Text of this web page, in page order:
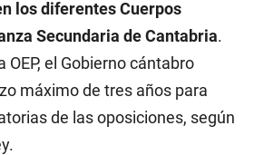
los diferentes Cuerpos
Secundaria de Cantabria.
OEP, el Gobierno cántabro
máximo de tres años para
de las oposiciones, según